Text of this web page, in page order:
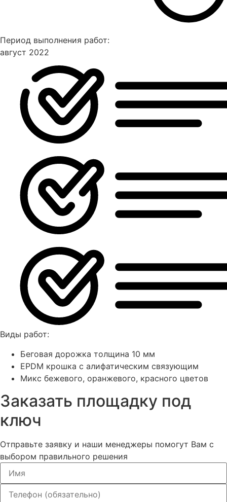
Период выполнения работ:
август 2022
Виды работ:
Беговая дорожка толщина 10 мм
EPDM крошка с алифатическим связующим
Микс бежевого, оранжевого, красного цветов
Заказать площадку под
ключ
Отправьте заявку и наши менеджеры помогут Вам с
выбором правильного решения